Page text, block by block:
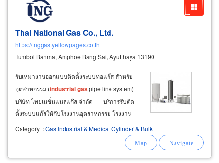
Thai National Gas Co., Ltd.
https://tnggas.yellowpages.co.th
Tumbol Banma, Amphoe Bang Sai, Ayutthaya 13190
รับเหมางานออกแบบติดตั้งระบบท่อแก๊ส สำหรับ
อุตสาหกรรม (industrialgaspipe line system)
บริษัท ไทยเนชั่นแนลแก๊ส จำกัด บริการรับติด
ตั้งระบบแก๊สให้กับโรงงานอุตสาหกรรม โรงงาน
บรรจุก๊าซ และ ออกแบบและติดตั้งระบบท่อแก๊ส
ระบบจ่ายแก๊สทางการแพทย์ สำหรับโรงพยาบาล
Category :Gas Industrial & Medical Cylinder & Bulk